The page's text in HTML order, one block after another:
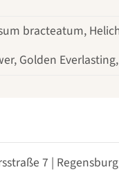
bracteatum,
Golden
7 |